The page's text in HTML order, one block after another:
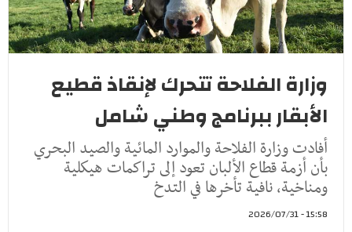
وزارة الفلاحة تتحرك لإنقاذ قطيع
الأبقار ببرنامج وطني شامل
أفادت وزارة الفلاحة والموارد المائية والصيد البحري
بأن أزمة قطاع الألبان تعود إلى تراكمات هيكلية
ومناخية، نافية تأخرها في التدخ
15:58 - 2026/07/31